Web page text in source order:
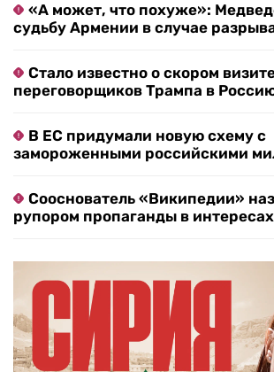
«А может, что похуже»:
судьбу Армении в случае
Стало известно о скором
переговорщиков Трампа в
В ЕС придумали новую схему с
замороженными российскими
Сооснователь «Википедии»
рупором пропаганды в